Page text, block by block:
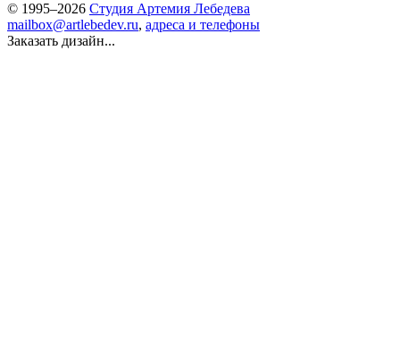
© 1995–2026 Студия Артемия Лебедева
mailbox@artlebedev.ru, адреса и телефоны
Заказать дизайн...